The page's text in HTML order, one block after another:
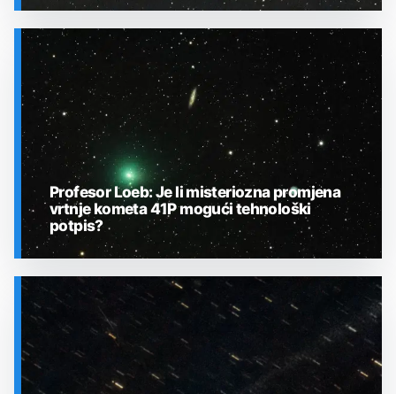
SVEMIR
SVEMIR
Profesor Loeb: Je li misteriozna promjena
vrtnje kometa 41P mogući tehnološki
potpis?